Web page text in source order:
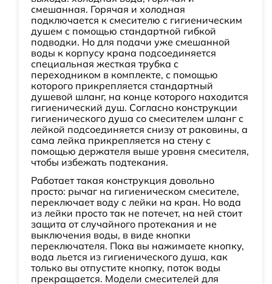
смешанная. Горячая и холодная
подключается к смесителю с гигиеническим
душем с помощью стандартной гибкой
подводки. Но для подачи уже смешанной
воды к корпусу крана подсоединяется
специальная жесткая трубка с
переходником в комплекте, с помощью
которого прикрепляется стандартный
душевой шланг, на конце которого находится
гигиенический душ. Согласно конструкции
гигиенического душа со смесителем шланг с
лейкой подсоединяется снизу от раковины, а
сама лейка прикрепляется на стену с
помощью держателя выше уровня смесителя,
чтобы избежать подтекания.
Работает такая конструкция довольно
просто: рычаг на гигиеническом смесителе,
переключает воду с лейки на кран. Но вода
из лейки просто так не потечет, на ней стоит
защита от случайного протекания и не
выключения воды, в виде кнопки
переключателя. Пока вы нажимаете кнопку,
вода льется из гигиенического душа, как
только вы отпустите кнопку, поток воды
прекращается. Модели смесителей для